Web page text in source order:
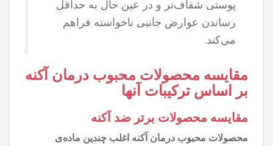
پوستی شفاف‌تر و در عین حال به حداقل
رساندن عوارض جانبی ناخواسته فراهم
می‌کند.
مقایسه محصولات محبوب درمان آکنه
بر اساس ترکیبات آنها
مقایسه محصولات برتر ضد آکنه
محصولات محبوب درمان آکنه اغلب چندین ماده‌ی